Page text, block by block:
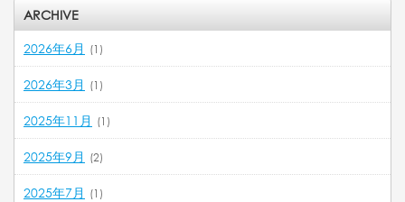
ARCHIVE
2026年6月 (1)
2026年3月 (1)
2025年11月 (1)
2025年9月 (2)
2025年7月 (1)